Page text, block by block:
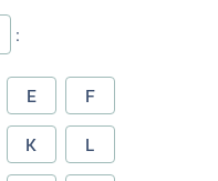
:
E F
K L